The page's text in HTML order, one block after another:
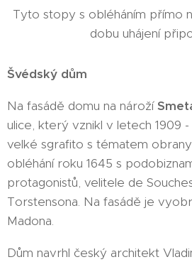
Tyto stopy s obléháním přímo
dobu uhájení
Švédský dům
Na fasádě domu na nároží
ulice, který vznikl v letech 1909 -
velké sgrafito s tématem
obléhání roku 1645 s
protagonistů, velitele de
Torstensona. Na fasádě je
Madona.
Dům navrhl český architekt